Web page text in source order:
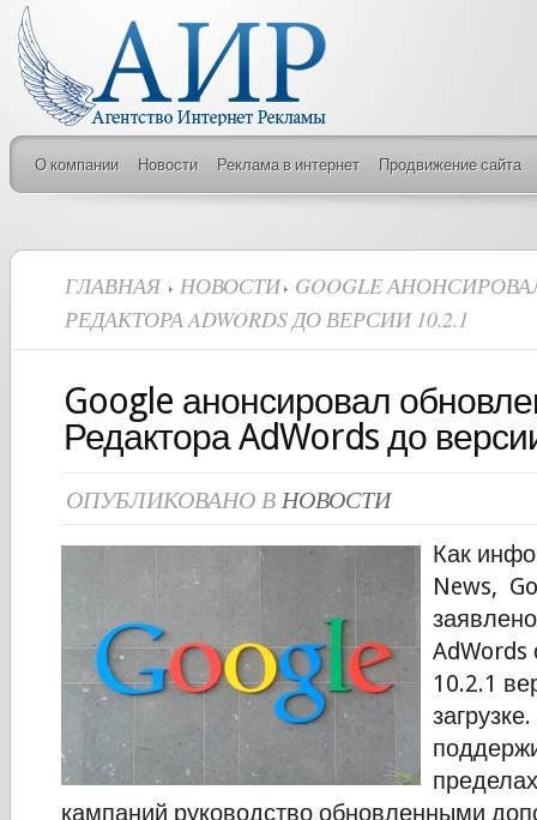
О компании Новости Реклама в интернет Продвижение сайта
ГЛАВНАЯ НОВОСТИ GOOGLE
РЕДАКТОРА ADWORDS ДО ВЕРСИИ 10.2.1
Google анонсировал
Редактора AdWords до
ОПУБЛИКОВАНО В НОВОСТИ
Как
News,
AdWords
10.2.1
кампаний руководство обновленными